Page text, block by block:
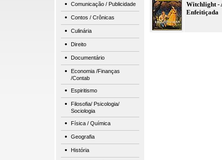
Comunicação / Publicidade
Contos / Crônicas
Culinária
Direito
Documentário
Economia /Finanças
/Contab
Espiritismo
Filosofia/ Psicologia/
Sociologia
Física / Química
Geografia
História
Witchlight -
Enfeitiçada